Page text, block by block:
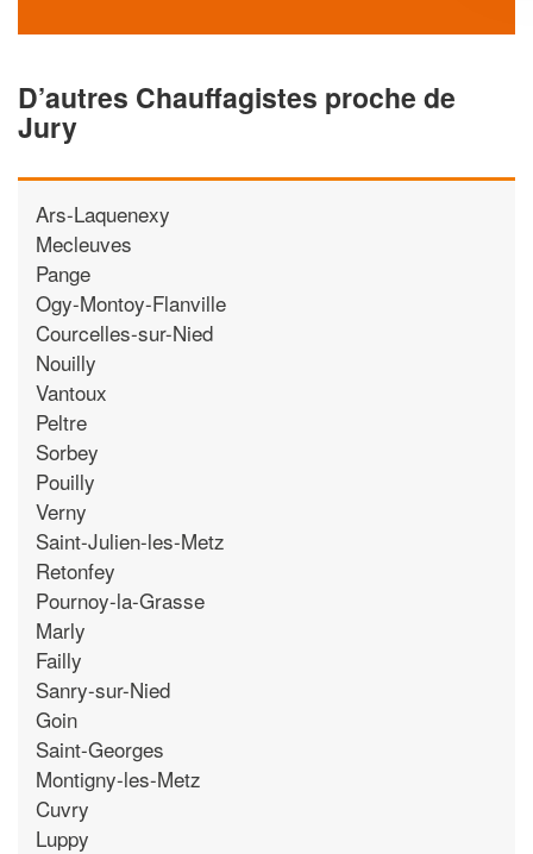
D’autres Chauffagistes proche de
Jury
Ars-Laquenexy
Mecleuves
Pange
Ogy-Montoy-Flanville
Courcelles-sur-Nied
Nouilly
Vantoux
Peltre
Sorbey
Pouilly
Verny
Saint-Julien-les-Metz
Retonfey
Pournoy-la-Grasse
Marly
Failly
Sanry-sur-Nied
Goin
Saint-Georges
Montigny-les-Metz
Cuvry
Luppy